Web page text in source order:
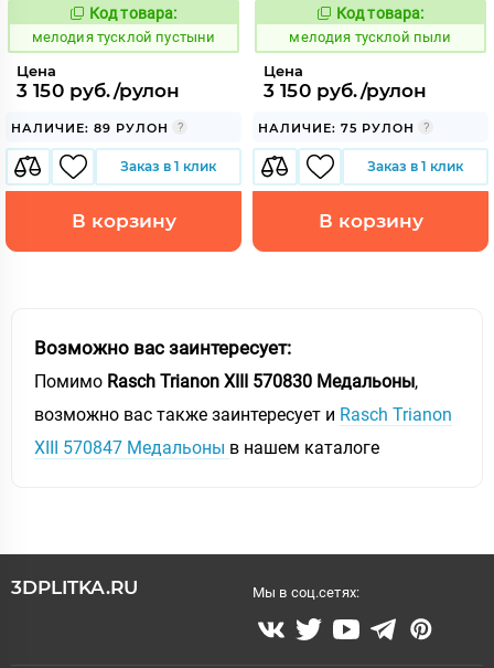
966450
Код товара:
мелодия тусклой пустыни
Цена
3 150 руб./рулон
НАЛИЧИЕ: 89 РУЛОН
Заказ в 1 клик
В корзину
966451
Код товара:
мелодия тусклой пыли
Цена
3 150 руб./рулон
НАЛИЧИЕ: 75 РУЛОН
Заказ в 1 клик
В корзину
Возможно вас заинтересует:
Помимо Rasch Trianon XIII 570830 Медальоны,
возможно вас также заинтересует и Rasch Trianon
XIII 570847 Медальоны в нашем каталоге
3DPLITKA.RU Мы в соц.сетях: